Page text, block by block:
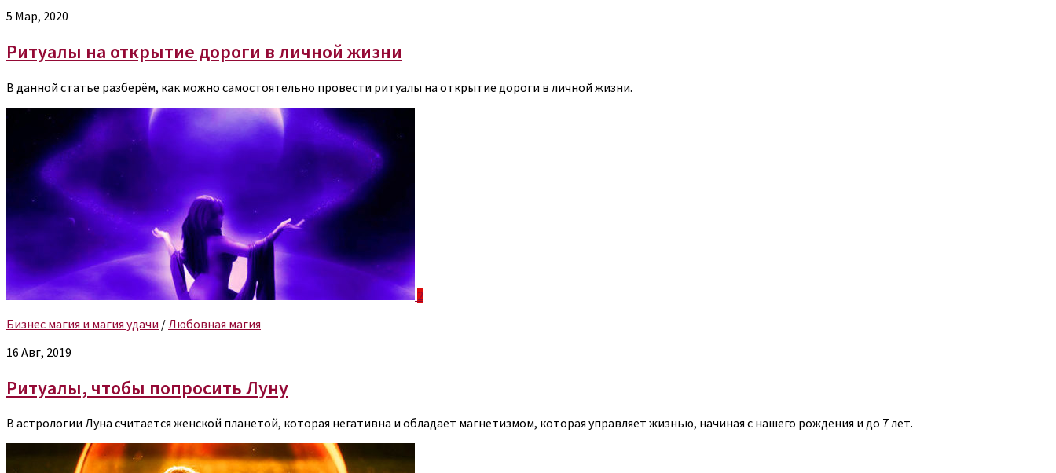
5 Мар, 2020
Ритуалы на открытие дороги в личной жизни
В данной статье разберём, как можно самостоятельно провести ритуалы на открытие дороги в личной жизни.
2
Бизнес магия и магия удачи / Любовная магия
16 Авг, 2019
Ритуалы, чтобы попросить Луну
В астрологии Луна считается женской планетой, которая негативна и обладает магнетизмом, которая управляет жизнью, начиная с нашего рождения и до 7 лет.